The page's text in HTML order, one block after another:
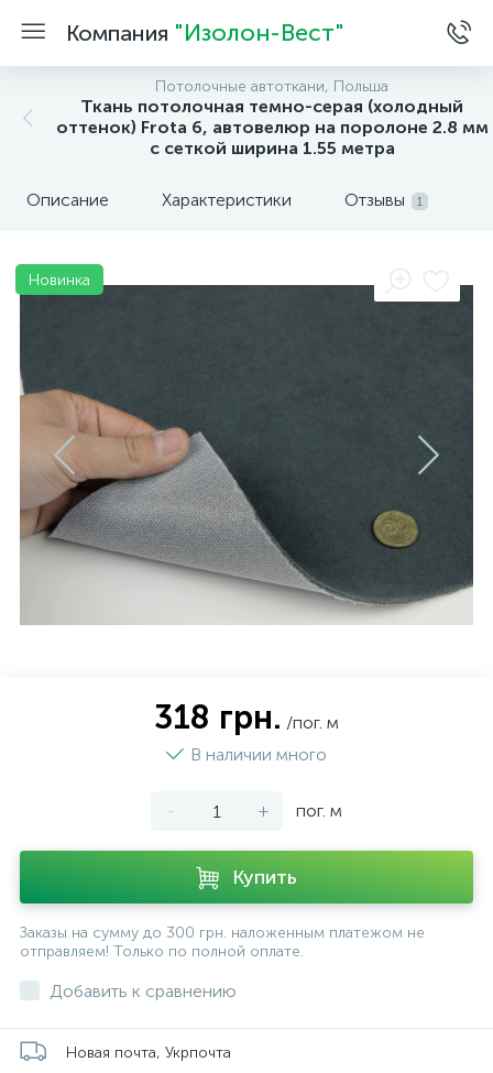
Компания "Изолон-Вест"
Потолочные автоткани, Польша
Ткань потолочная темно-серая (холодный
оттенок) Frota 6, автовелюр на поролоне 2.8 мм
с сеткой ширина 1.55 метра
Описание Характеристики Отзывы 1
Новинка
318 грн. /пог. м
В наличии много
- + пог. м
Купить
Заказы на сумму до 300 грн. наложенным платежом не
отправляем! Только по полной оплате.
Добавить к сравнению
Новая почта, Укрпочта